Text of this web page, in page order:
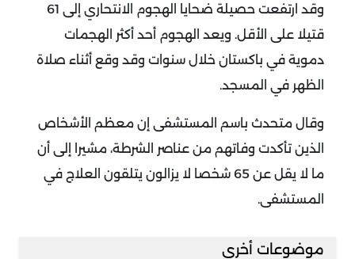
وقد ارتفعت حصيلة ضحايا الهجوم الانتحاري إلى 61
قتيلا على الأقل. ويعد الهجوم أحد أكثر الهجمات
دموية في باكستان خلال سنوات وقد وقع أثناء صلاة
الظهر في المسجد.
وقال متحدث باسم المستشفى إن معظم الأشخاص
الذين تأكدت وفاتهم من عناصر الشرطة، مشيرا إلى أن
ما لا يقل عن 65 شخصا لا يزالون يتلقون العلاج في
المستشفى.
موضوعات أخرى